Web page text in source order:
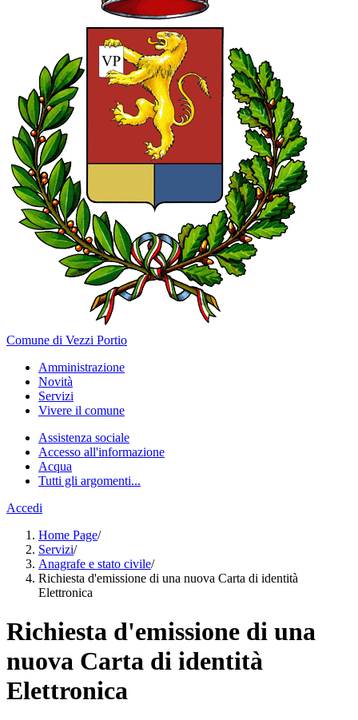
Comune di Vezzi Portio
Amministrazione
Novità
Servizi
Vivere il comune
Assistenza sociale
Accesso all'informazione
Acqua
Tutti gli argomenti...
Accedi
Home Page/
Servizi/
Anagrafe e stato civile/
Richiesta d'emissione di una nuova Carta di identità
Elettronica
Richiesta d'emissione di una
nuova Carta di identità
Elettronica